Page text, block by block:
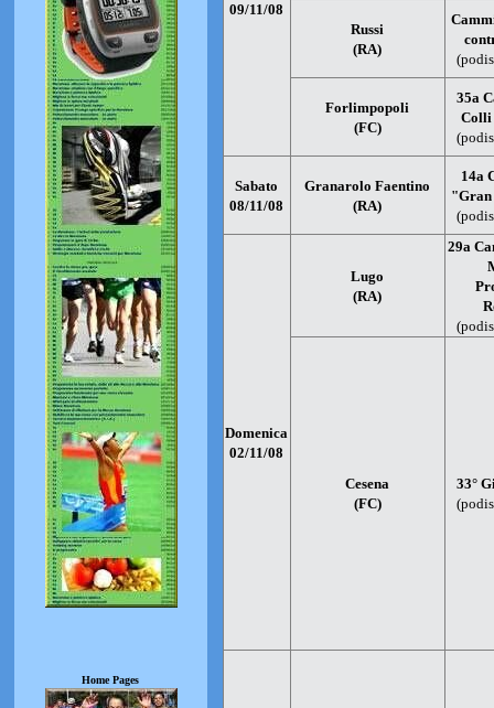
09/11/08
Russi
(RA)
Forlimpopoli
(FC)
35a
Colli
Sabato
08/11/08
Granarolo Faentino
(RA)
14a
Domenica
02/11/08
Lugo
(RA)
29a
Cesena
(FC)
33°
Home Pages